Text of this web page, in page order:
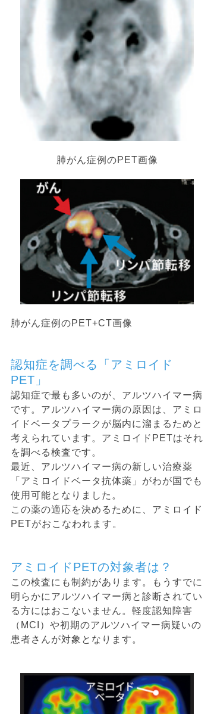
肺がん症例のPET画像
肺がん症例のPET+CT画像
認知症を調べる「アミロイド
PET」
認知症で最も多いのが、アルツハイマー病
です。アルツハイマー病の原因は、アミロ
イドベータプラークが脳内に溜まるためと
考えられています。アミロイドPETはそれ
を調べる検査です。
最近、アルツハイマー病の新しい治療薬
「アミロイドベータ抗体薬」がわが国でも
使用可能となりました。
この薬の適応を決めるために、アミロイド
PETがおこなわれます。
アミロイドPETの対象者は？
この検査にも制約があります。もうすでに
明らかにアルツハイマー病と診断されてい
る方にはおこないません。軽度認知障害
（MCI）や初期のアルツハイマー病疑いの
患者さんが対象となります。